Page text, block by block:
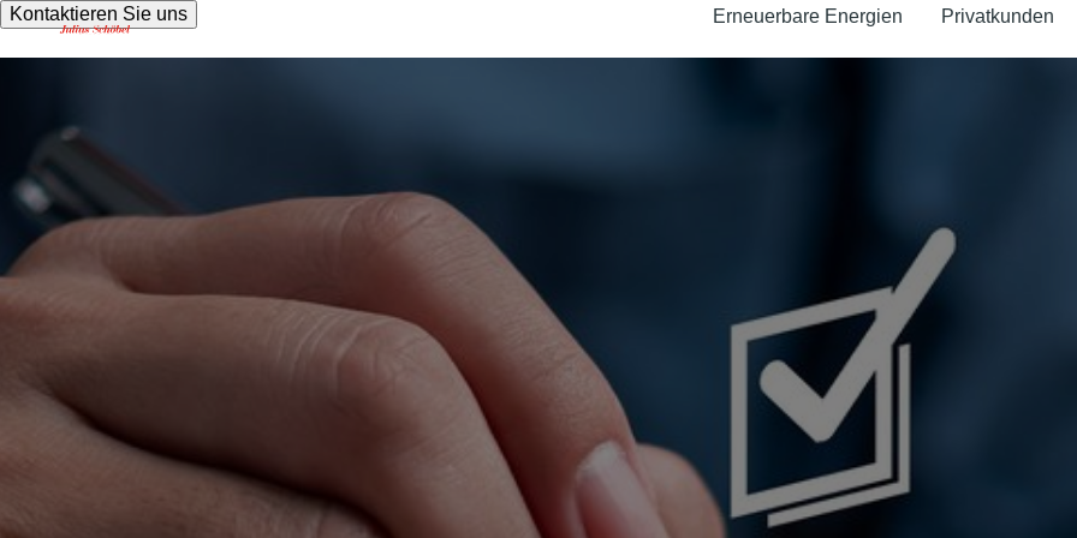
Kontaktieren Sie uns Erneuerbare Energien Privatkunden